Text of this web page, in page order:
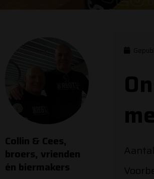
Collin & Cees,
broers, vrienden
én biermakers